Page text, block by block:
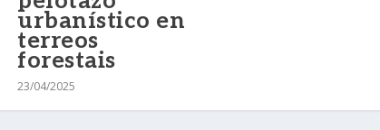
urbanístico en
terreos
forestais
23/04/2025